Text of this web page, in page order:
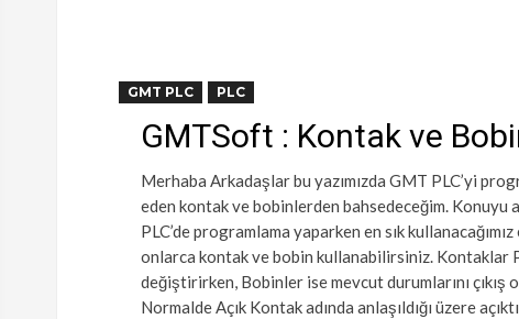
GMT PLC PLC
GMTSoft : Kontak ve
Merhaba Arkadaşlar bu yazımızda GMT PLC’yi
eden kontak ve bobinlerden bahsedeceğim. Konuyu
PLC’de programlama yaparken en sık
onlarca kontak ve bobin kullanabilirsiniz. Kontaklar
değiştirirken, Bobinler ise mevcut durumlarını çıkış
Normalde Açık Kontak adında anlaşıldığı üzere